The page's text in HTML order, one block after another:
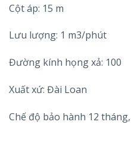
Cột áp: 15 m
Lưu lượng: 1 m3/phút
Đường kính họng xả: 100
Xuất xứ: Đài Loan
Chế độ bảo hành 12